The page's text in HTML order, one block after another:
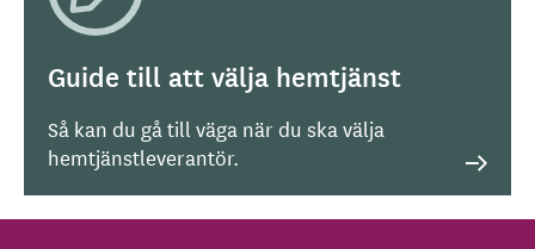
Guide till att välja hemtjänst
Så kan du gå till väga när du ska välja
hemtjänstleverantör.